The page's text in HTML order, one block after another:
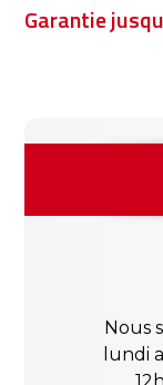
Garantie
Nous
lundi